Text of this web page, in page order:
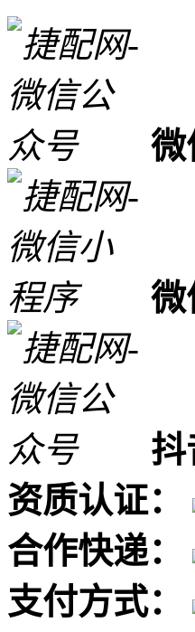
微
微
抖
资质认证：
合作快递：
支付方式：